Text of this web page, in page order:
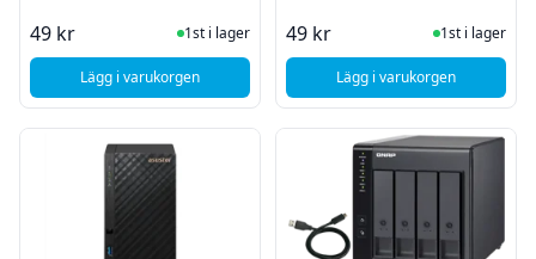
49 kr I Lager
1st i lager
Lägg i varukorgen, Synology HDD Sata cable 8cm for 2 Bay
49 kr I Lager
1st i lager
Lägg i varukorgen
, Synology 11cm